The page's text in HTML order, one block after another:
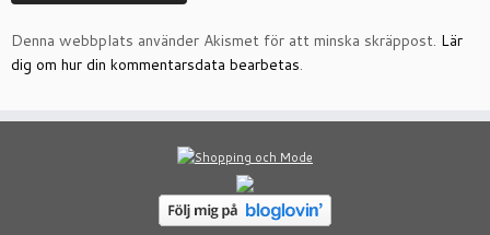
Denna webbplats använder Akismet för att minska skräppost. Lär
dig om hur din kommentarsdata bearbetas.